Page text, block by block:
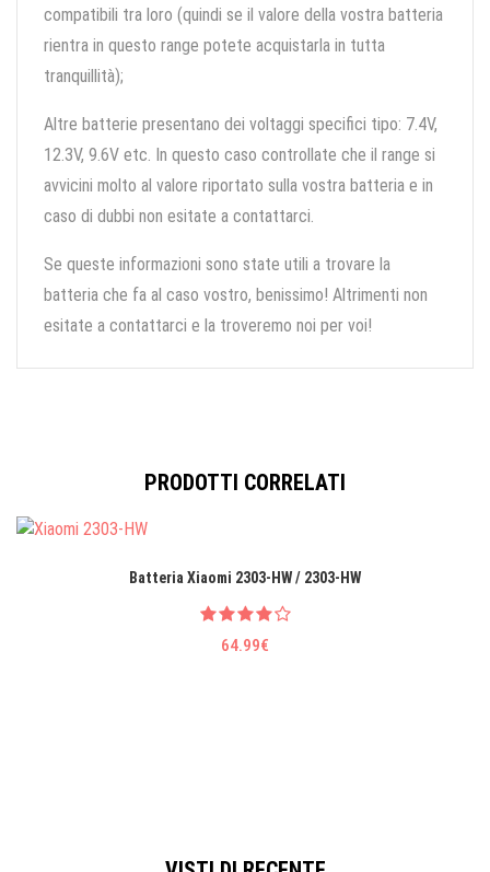
compatibili tra loro (quindi se il valore della vostra batteria
rientra in questo range potete acquistarla in tutta
tranquillità);
Altre batterie presentano dei voltaggi specifici tipo: 7.4V,
12.3V, 9.6V etc. In questo caso controllate che il range si
avvicini molto al valore riportato sulla vostra batteria e in
caso di dubbi non esitate a contattarci.
Se queste informazioni sono state utili a trovare la
batteria che fa al caso vostro, benissimo! Altrimenti non
esitate a contattarci e la troveremo noi per voi!
PRODOTTI CORRELATI
Batteria Xiaomi 2303-HW / 2303-HW
64.99€